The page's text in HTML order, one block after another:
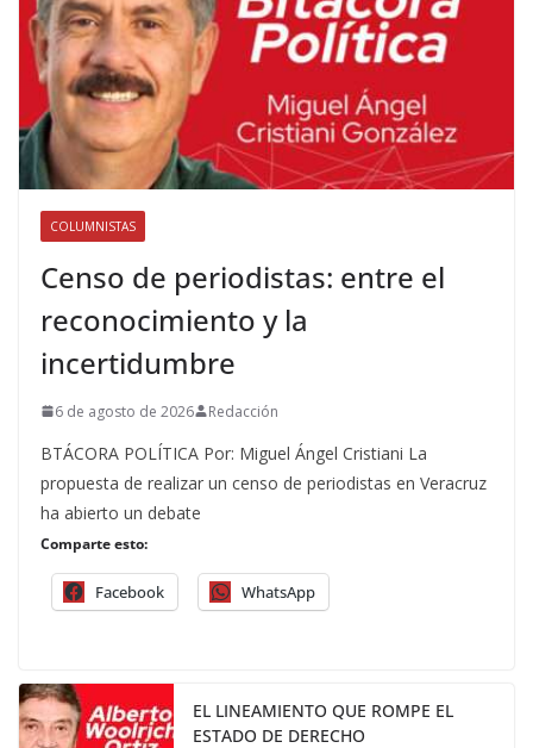
COLUMNISTAS
Censo de periodistas: entre el
reconocimiento y la
incertidumbre
6 de agosto de 2026 Redacción
BTÁCORA POLÍTICA Por: Miguel Ángel Cristiani La
propuesta de realizar un censo de periodistas en Veracruz
ha abierto un debate
Comparte esto:
Facebook WhatsApp
EL LINEAMIENTO QUE ROMPE EL
ESTADO DE DERECHO